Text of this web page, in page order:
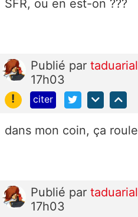
SFR, ou en est-on ???
Publié par taduarial
17h03
!
citer
dans mon coin, ça roule
Publié par taduarial
17h03